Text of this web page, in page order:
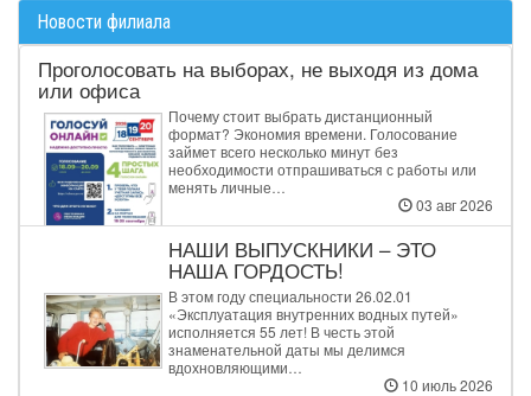
Новости филиала
Проголосовать на выборах, не выходя из дома
или офиса
Почему стоит выбрать дистанционный
формат? Экономия времени. Голосование
займет всего несколько минут без
необходимости отпрашиваться с работы или
менять личные…
03 авг 2026
НАШИ ВЫПУСКНИКИ – ЭТО
НАША ГОРДОСТЬ!
В этом году специальности 26.02.01
«Эксплуатация внутренних водных путей»
исполняется 55 лет! В честь этой
знаменательной даты мы делимся
вдохновляющими…
10 июль 2026